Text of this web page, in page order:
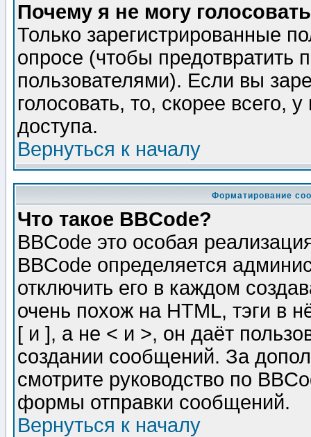
Почему я не могу
Только зарегистрированные
опросе (чтобы предотвратить
пользователями). Если вы
голосовать, то, скорее всего,
доступа.
Вернуться к началу
Форматирование
Что такое BBCode?
BBCode это особая
BBCode определяется
отключить его в каждом
очень похож на HTML, тэги в
[ и ], а не < и >, он даёт
создании сообщений. За
смотрите руководство по
формы отправки сообщений.
Вернуться к началу